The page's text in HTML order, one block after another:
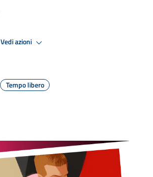
Vedi azioni
Tempo libero